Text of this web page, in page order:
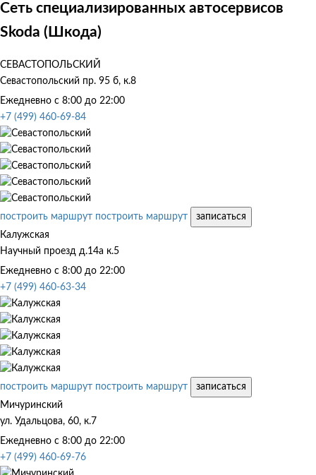
Сеть специализированных автосервисов
Skoda (Шкода)
СЕВАСТОПОЛЬСКИЙ
Севастопольский пр. 95 б, к.8
Ежедневно с 8:00 до 22:00
+7 (499) 460-69-84
построить маршрут построить маршрут
записаться
Калужская
Научный проезд д.14а к.5
Ежедневно с 8:00 до 22:00
+7 (499) 460-63-34
построить маршрут построить маршрут
записаться
Мичуринский
ул. Удальцова, 60, к.7
Ежедневно с 8:00 до 22:00
+7 (499) 460-69-76